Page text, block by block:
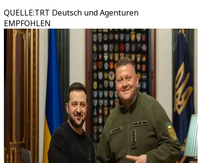
QUELLE:TRT Deutsch und Agenturen
EMPFOHLEN